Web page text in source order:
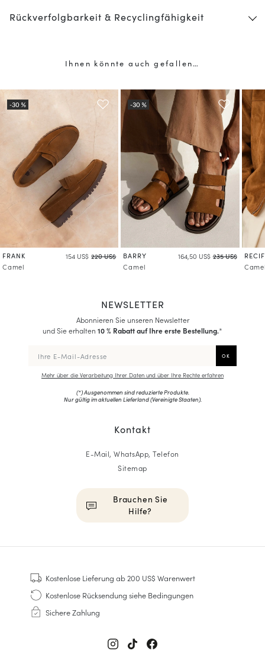
Rückverfolgbarkeit & Recyclingfähigkeit
Ihnen könnte auch gefallen…
FRANK 154 US$ 220 US$
Camel
BARRY 164,50 US$ 235 US$
Camel
NEWSLETTER
Abonnieren Sie unseren Newsletter
und Sie erhalten 10 % Rabatt auf Ihre erste Bestellung.*
Mehr über die Verarbeitung Ihrer Daten und über Ihre Rechte erfahren
(*) Ausgenommen sind reduzierte Produkte.
Nur gültig im aktuellen Lieferland (Vereinigte Staaten).
Kontakt
E-Mail, WhatsApp, Telefon
Sitemap
Brauchen Sie
Hilfe?
Sneakers
Goodyear genäht
Derbys & Richelieu
Richelieu-Herrenschuhe
Kostenlose Lieferung ab 200 US$ Warenwert
Kostenlose Rücksendung siehe Bedingungen
Sichere Zahlung